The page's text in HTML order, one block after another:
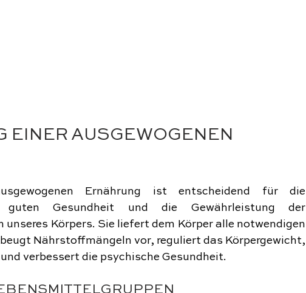
EINER AUSGEWOGENEN
Ernährung ist entscheidend für die
guten Gesundheit und die Gewährleistung der
unseres Körpers. Sie liefert dem Körper alle notwendigen
Nährstoffmängeln vor, reguliert das Körpergewicht,
verbessert die psychische Gesundheit.